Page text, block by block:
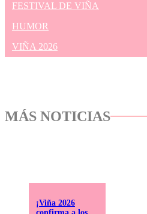
FESTIVAL DE VIÑA
HUMOR
VIÑA 2026
MÁS NOTICIAS
¡Viña 2026